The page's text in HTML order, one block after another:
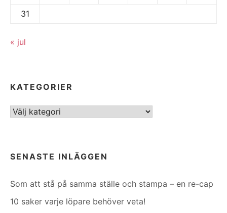
31
« jul
KATEGORIER
Kategorier
SENASTE INLÄGGEN
Som att stå på samma ställe och stampa – en re-cap
10 saker varje löpare behöver veta!